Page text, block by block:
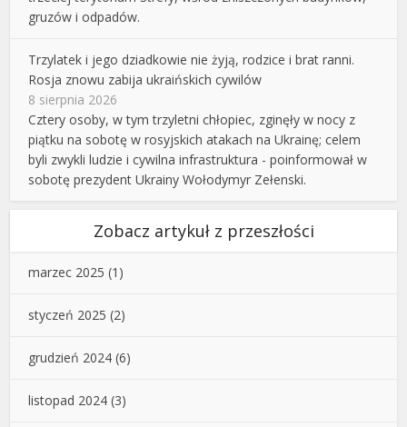
gruzów i odpadów.
Trzylatek i jego dziadkowie nie żyją, rodzice i brat ranni.
Rosja znowu zabija ukraińskich cywilów
8 sierpnia 2026
Cztery osoby, w tym trzyletni chłopiec, zginęły w nocy z
piątku na sobotę w rosyjskich atakach na Ukrainę; celem
byli zwykli ludzie i cywilna infrastruktura - poinformował w
sobotę prezydent Ukrainy Wołodymyr Zełenski.
Zobacz artykuł z przeszłości
marzec 2025 (1)
styczeń 2025 (2)
grudzień 2024 (6)
listopad 2024 (3)